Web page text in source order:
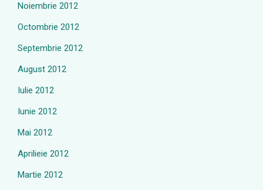
Noiembrie 2012
Octombrie 2012
Septembrie 2012
August 2012
Iulie 2012
Iunie 2012
Mai 2012
Aprilieie 2012
Martie 2012